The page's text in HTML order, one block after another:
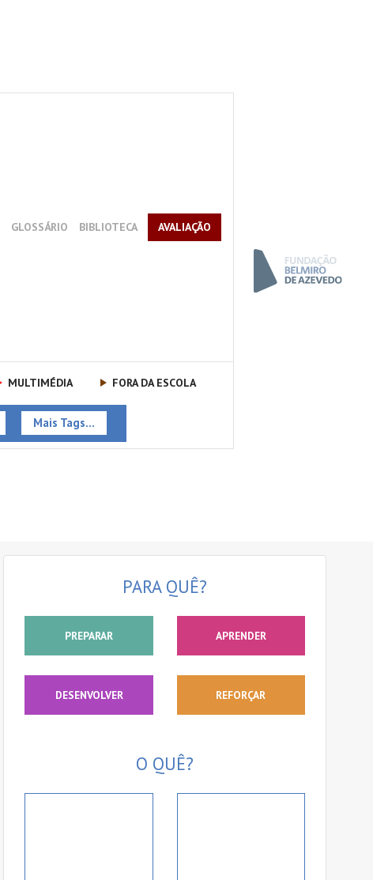
MULTIMÉDIA FORA DA ESCOLA
Mais Tags...
GLOSSÁRIO BIBLIOTECA AVALIAÇÃO
PARA QUÊ?
PREPARAR APRENDER
DESENVOLVER REFORÇAR
O QUÊ?